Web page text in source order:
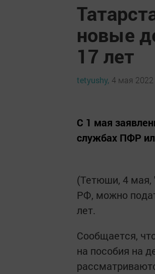
новые
17 лет
tetyushy, 4 мая 2022
С 1 мая
службах ПФР
(Тетюши, 4 мая,
РФ, можно
лет.
Сообщается,
на пособия на